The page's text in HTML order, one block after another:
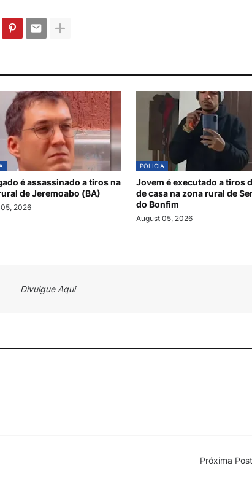
é assassinado a tiros na
de Jeremoabo (BA)
2026
POLICIA
Jovem é executado a tiros
de casa na zona rural de
do Bonfim
August 05, 2026
Divulgue Aqui
Próxima